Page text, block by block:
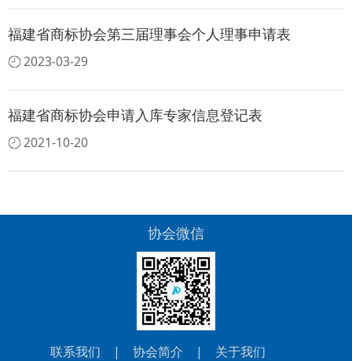
福建省商标协会第三届理事会个人理事申请表
2023-03-29
福建省商标协会申请入库专家信息登记表
2021-10-20
协会微信
联系我们 | 协会简介 | 关于我们